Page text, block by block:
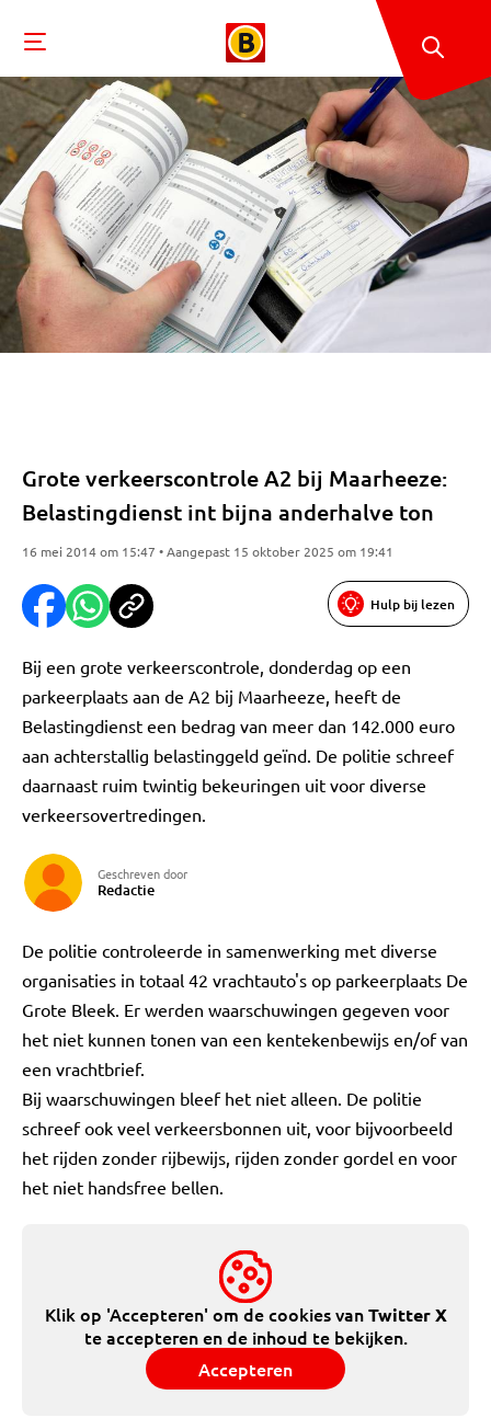
Grote verkeerscontrole A2 bij Maarheeze:
Belastingdienst int bijna anderhalve ton
16 mei 2014 om 15:47 • Aangepast 15 oktober 2025 om 19:41
Hulp bij lezen
Bij een grote verkeerscontrole, donderdag op een
parkeerplaats aan de A2 bij Maarheeze, heeft de
Belastingdienst een bedrag van meer dan 142.000 euro
aan achterstallig belastinggeld geïnd. De politie schreef
daarnaast ruim twintig bekeuringen uit voor diverse
verkeersovertredingen.
Geschreven door
Redactie
De politie controleerde in samenwerking met diverse
organisaties in totaal 42 vrachtauto's op parkeerplaats De
Grote Bleek. Er werden waarschuwingen gegeven voor
het niet kunnen tonen van een kentekenbewijs en/of van
een vrachtbrief.
Bij waarschuwingen bleef het niet alleen. De politie
schreef ook veel verkeersbonnen uit, voor bijvoorbeeld
het rijden zonder rijbewijs, rijden zonder gordel en voor
het niet handsfree bellen.
Klik op 'Accepteren' om de cookies vanTwitter X
te accepteren en de inhoud te bekijken.
Accepteren